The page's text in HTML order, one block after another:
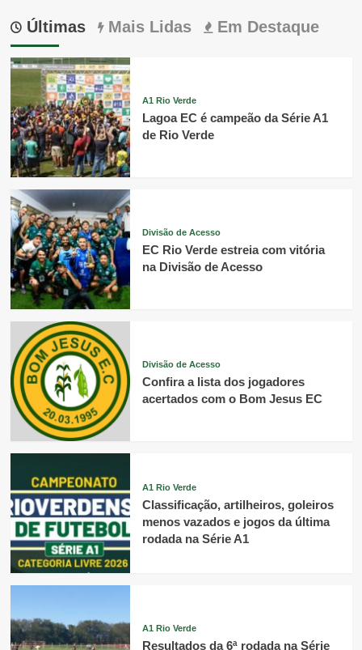
Últimas Mais Lidas Em Destaque
A1 Rio Verde
Lagoa EC é campeão da Série A1
de Rio Verde
Divisão de Acesso
EC Rio Verde estreia com vitória
na Divisão de Acesso
Divisão de Acesso
Confira a lista dos jogadores
acertados com o Bom Jesus EC
A1 Rio Verde
Classificação, artilheiros, goleiros
menos vazados e jogos da última
rodada na Série A1
A1 Rio Verde
Resultados da 6ª rodada na Série